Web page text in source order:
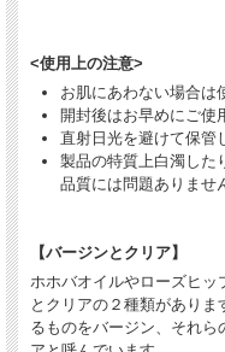
<使用上の注意>
お肌にあわない場合は
開封後はお早めにご使
直射日光を避けて保管
製品の特質上白濁した
品質には問題ありませ
【バージンとクリア】
ホホバオイルやローズヒッ
とクリアの２種類があり
るものをバージン、それら